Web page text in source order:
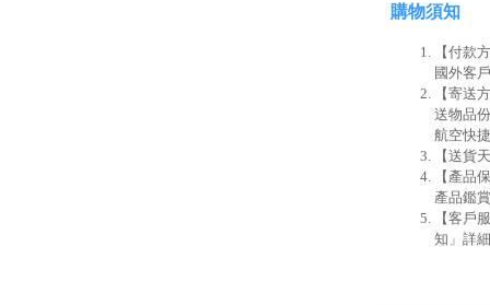
購物須知
【付款
國外客
【寄送
送物品
航空快
【送貨
【產品
產品鑑
【客戶
知」詳